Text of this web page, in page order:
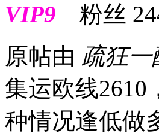
VIP9 粉丝
原帖由 疏狂
集运欧线2610
种情况逢低做